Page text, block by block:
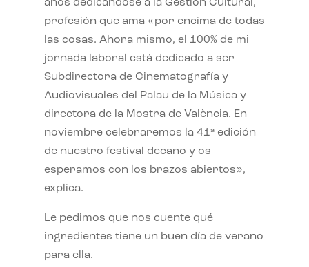
años dedicándose a la Gestión Cultural,
profesión que ama «por encima de todas
las cosas. Ahora mismo, el 100% de mi
jornada laboral está dedicado a ser
Subdirectora de Cinematografía y
Audiovisuales del Palau de la Música y
directora de la Mostra de València. En
noviembre celebraremos la 41ª edición
de nuestro festival decano y os
esperamos con los brazos abiertos»,
explica.
Le pedimos que nos cuente qué
ingredientes tiene un buen día de verano
para ella.